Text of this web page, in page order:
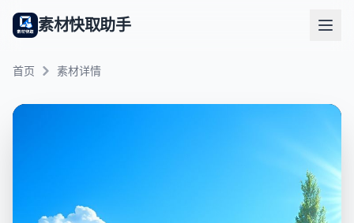
素材快取助手
首页 素材详情